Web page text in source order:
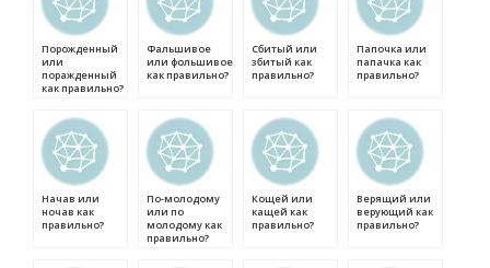
Порожденный
или
поражденный
как правильно?
Фальшивое
или фольшивое
как правильно?
Сбитый или
збитый как
правильно?
Папочка или
папачка как
правильно?
Начав или
ночав как
правильно?
По-молодому
или по
молодому как
правильно?
Кощей или
кащей как
правильно?
Верящий или
верующий как
правильно?